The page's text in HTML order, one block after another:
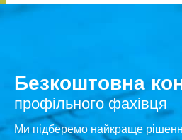
Безкоштовна
профільного фахівця
Ми підберемо найкраще